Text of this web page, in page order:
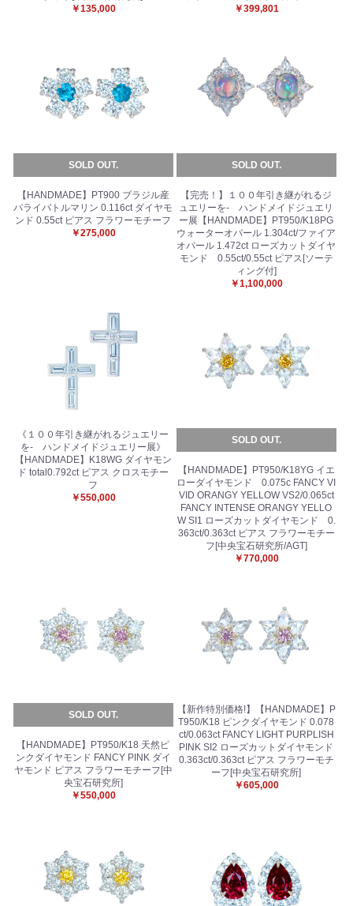
￥135,000
￥399,801
SOLD OUT.
【HANDMADE】PT900 ブラジル産
パライバトルマリン 0.116ct ダイヤモ
ンド 0.55ct ピアス フラワーモチーフ
￥275,000
SOLD OUT.
【完売！】１００年引き継がれるジ
ュエリーを- ハンドメイドジュエリ
ー展【HANDMADE】PT950/K18PG
ウォーターオパール 1.304ct/ファイア
オパール 1.472ct ローズカットダイヤ
モンド 0.55ct/0.55ct ピアス[ソーテ
ィング付]
￥1,100,000
《１００年引き継がれるジュエリー
を- ハンドメイドジュエリー展》
【HANDMADE】K18WG ダイヤモン
ド total0.792ct ピアス クロスモチー
フ
￥550,000
SOLD OUT.
【HANDMADE】PT950/K18YG イエ
ローダイヤモンド 0.075c FANCY VI
VID ORANGY YELLOW VS2/0.065ct
FANCY INTENSE ORANGY YELLO
W SI1 ローズカットダイヤモンド 0.
363ct/0.363ct ピアス フラワーモチー
フ[中央宝石研究所/AGT]
￥770,000
SOLD OUT.
【HANDMADE】PT950/K18 天然ピ
ンクダイヤモンド FANCY PINK ダイ
ヤモンド ピアス フラワーモチーフ[中
央宝石研究所]
￥550,000
【新作特別価格!】【HANDMADE】P
T950/K18 ピンクダイヤモンド 0.078
ct/0.063ct FANCY LIGHT PURPLISH
PINK SI2 ローズカットダイヤモンド
0.363ct/0.363ct ピアス フラワーモチ
ーフ[中央宝石研究所]
￥605,000
お買い物を続ける